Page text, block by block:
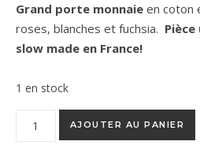
Grand porte monnaie en coton
roses, blanches et fuchsia.
slow made en France!
1 en stock
quantité de Grand porte
AJOUTER AU PANIER